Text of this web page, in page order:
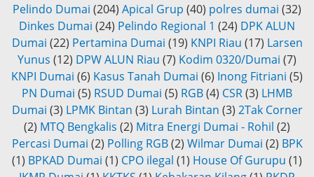
Pelindo Dumai (204) Apical Grup (40) polres dumai (32)
Dinkes Dumai (24) Pelindo Regional 1 (24) DPK ALUN
Dumai (22) Pertamina Dumai (19) KNPI Riau (17) Larsen
Yunus (12) DPW ALUN Riau (7) Kodim 0320/Dumai (7)
KNPI Dumai (6) Kasus Tanah Dumai (6) Inong Fitriani (5)
PN Dumai (5) RSUD Dumai (5) RGB(4) CSR(3) LHMB
Dumai (3) LPMK Bintan (3) Lurah Bintan (3) 2Tak Corner
(2) MTQ Bengkalis (2) Mitra Energi Dumai - Rohil (2)
Percasi Dumai (2) Polling RGB (2) Wilmar Dumai (2) BPK
(1) BPKAD Dumai (1) CPO ilegal (1) House Of Gurupu (1)